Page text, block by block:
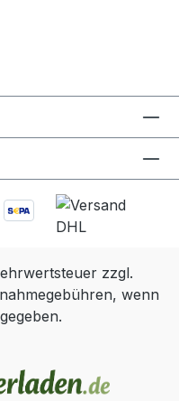
zzgl.
wenn